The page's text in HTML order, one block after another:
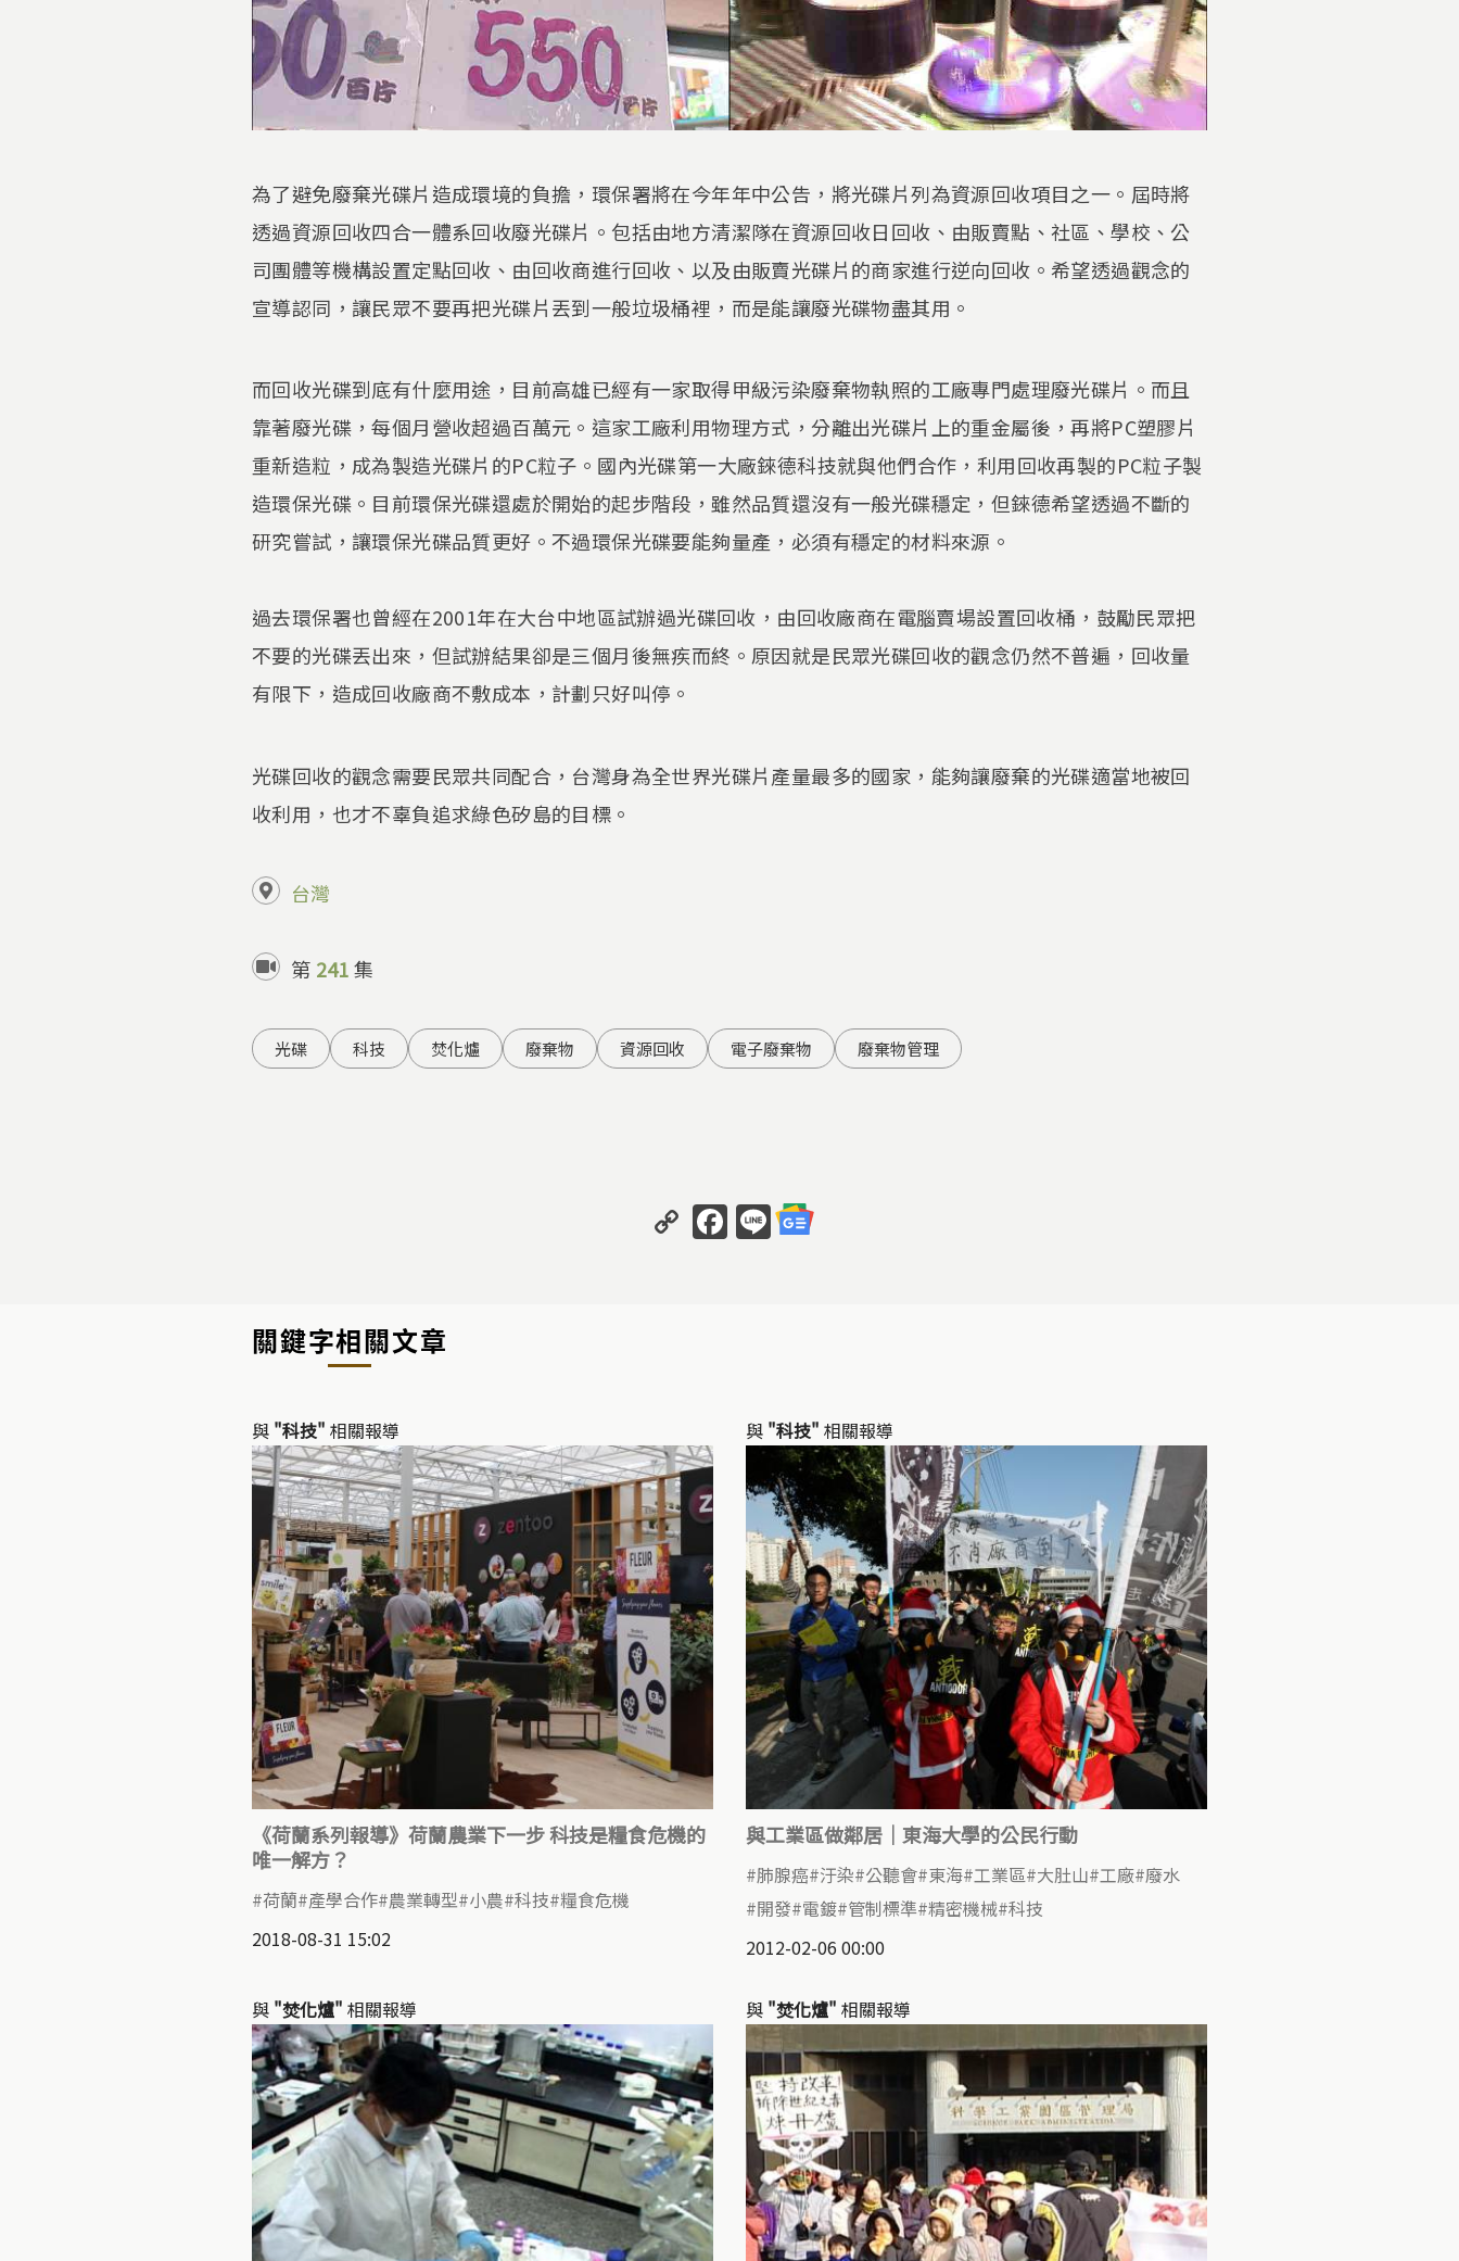
為了避免廢棄光碟片造成環境的負擔，環保署將在今年年中公告，將光碟片列為資源回收項目之一。屆時將
透過資源回收四合一體系回收廢光碟片。包括由地方清潔隊在資源回收日回收、由販賣點、社區、學校、公
司團體等機構設置定點回收、由回收商進行回收、以及由販賣光碟片的商家進行逆向回收。希望透過觀念的
宣導認同，讓民眾不要再把光碟片丟到一般垃圾桶裡，而是能讓廢光碟物盡其用。
而回收光碟到底有什麼用途，目前高雄已經有一家取得甲級污染廢棄物執照的工廠專門處理廢光碟片。而且
靠著廢光碟，每個月營收超過百萬元。這家工廠利用物理方式，分離出光碟片上的重金屬後，再將PC塑膠片
重新造粒，成為製造光碟片的PC粒子。國內光碟第一大廠錸德科技就與他們合作，利用回收再製的PC粒子製
造環保光碟。目前環保光碟還處於開始的起步階段，雖然品質還沒有一般光碟穩定，但錸德希望透過不斷的
研究嘗試，讓環保光碟品質更好。不過環保光碟要能夠量產，必須有穩定的材料來源。
過去環保署也曾經在2001年在大台中地區試辦過光碟回收，由回收廠商在電腦賣場設置回收桶，鼓勵民眾把
不要的光碟丟出來，但試辦結果卻是三個月後無疾而終。原因就是民眾光碟回收的觀念仍然不普遍，回收量
有限下，造成回收廠商不敷成本，計劃只好叫停。
光碟回收的觀念需要民眾共同配合，台灣身為全世界光碟片產量最多的國家，能夠讓廢棄的光碟適當地被回
收利用，也才不辜負追求綠色矽島的目標。
台灣
第 241集
光碟 科技 焚化爐 廢棄物 資源回收 電子廢棄物 廢棄物管理
Copy
Link
Facebook
Line
關鍵字相關文章
與 "科技" 相關報導
《荷蘭系列報導》荷蘭農業下一步 科技是糧食危機的
唯一解方？
荷蘭 產學合作 農業轉型 小農 科技 糧食危機
2018-08-31 15:02
與 "科技" 相關報導
與工業區做鄰居｜東海大學的公民行動
肺腺癌 汙染 公聽會 東海 工業區 大肚山 工廠 廢水
開發 電鍍 管制標準 精密機械 科技
2012-02-06 00:00
與 "焚化爐" 相關報導 與 "焚化爐" 相關報導